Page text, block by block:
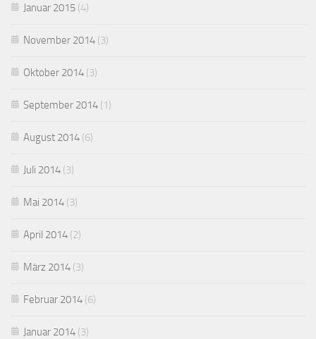
Januar 2015 (4)
November 2014 (3)
Oktober 2014 (3)
September 2014 (1)
August 2014 (6)
Juli 2014 (3)
Mai 2014 (3)
April 2014 (2)
März 2014 (3)
Februar 2014 (6)
Januar 2014 (3)